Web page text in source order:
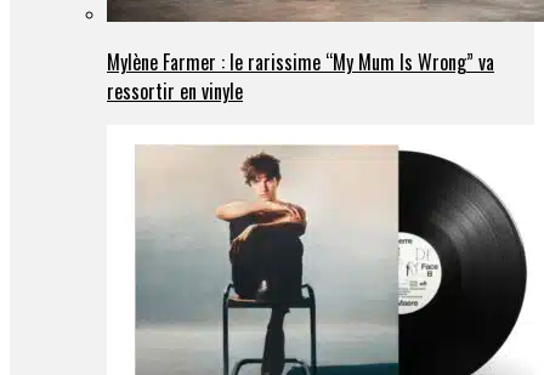
Mylène Farmer : le rarissime “My Mum Is Wrong” va
ressortir en vinyle